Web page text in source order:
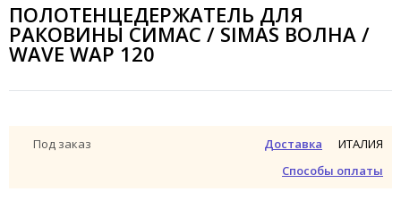
ПОЛОТЕНЦЕДЕРЖАТЕЛЬ ДЛЯ
РАКОВИНЫ СИМАС / SIMAS ВОЛНА /
WAVE WAP 120
Под заказ
Доставка
Способы оплаты
ИТАЛИЯ